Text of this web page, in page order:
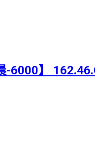
6000】